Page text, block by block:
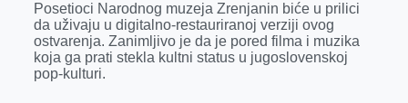
Posetioci Narodnog muzeja Zrenjanin biće u prilici
da uživaju u digitalno-restauriranoj verziji ovog
ostvarenja. Zanimljivo je da je pored filma i muzika
koja ga prati stekla kultni status u jugoslovenskoj
pop-kulturi.